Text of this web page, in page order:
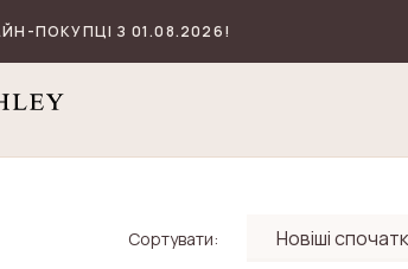
ПОКУПЦІ З 01.08.2026!
Сортувати: